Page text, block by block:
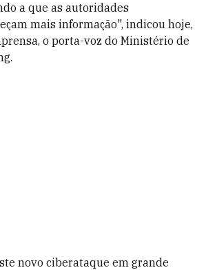
a que as autoridades
mais informação", indicou hoje,
o porta-voz do Ministério de
novo ciberataque em grande